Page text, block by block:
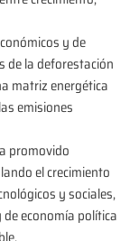
y de
de la deforestación
matriz energética
emisiones
promovido
el crecimiento
y sociales,
economía política